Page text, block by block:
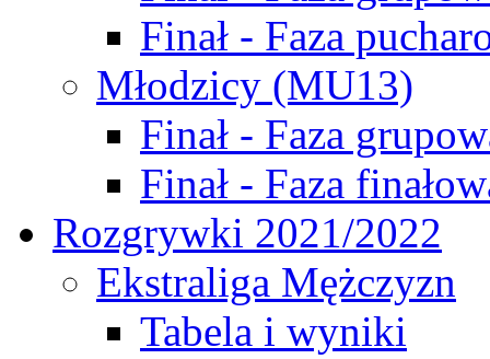
Finał - Faza
Młodzicy (MU13)
Finał - Faza
Finał - Faza
Rozgrywki 2021/2022
Ekstraliga Mężczyzn
Tabela i wyniki